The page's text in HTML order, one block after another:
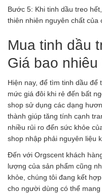
Bước 5: Khi tinh dầu treo
thiên nhiên nguyên chất của
Mua tinh dầu
Giá bao nhiêu
Hiện nay, để tìm tinh dầu
mức giá đôi khi rẻ đến bất
shop sử dụng các dạng
thành giúp tăng tính cạnh
nhiều rủi ro đến sức khỏe
shop nhập phải nguyên liệu
Đến với Orgscent khách
lượng của sản phẩm cũng
khỏe, chúng tôi đang kết
cho người dùng có thể